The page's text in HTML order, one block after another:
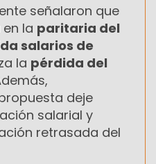
señalaron que
la paritaria del
salarios de
la pérdida del
deje
salarial y
retrasada del